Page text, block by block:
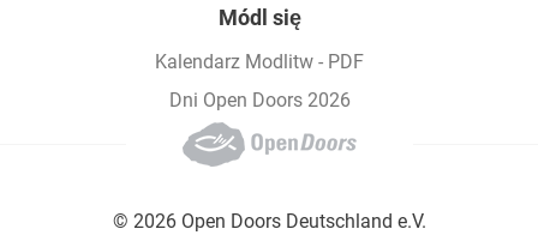
Módl się
Kalendarz Modlitw - PDF
Dni Open Doors 2026
© 2026 Open Doors Deutschland e.V.